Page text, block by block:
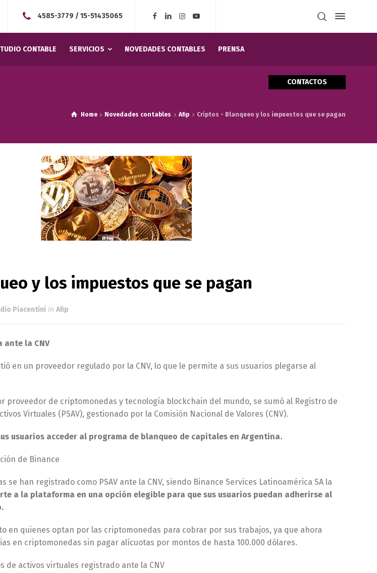
4585-3779 /15-51435065
CONTABLE SERVICIOS NOVEDADES CONTABLES PRENSA
CONTACTOS
Home Novedades contables Afip Criptos - Blanqueo y los impuestos que se pagan
y los impuestos que se pagan
Piacentini in Afip
ante la CNV
en un proveedor regulado por la CNV, lo que le permite a sus usuarios plegarse al
proveedor de criptomonedas y tecnología blockchain del mundo, se sumó al Registro de
Virtuales (PSAV), gestionado por la Comisión Nacional de Valores (CNV).
usuarios acceder al programa de blanqueo de capitales en Argentina.
de Binance
se han registrado como PSAV ante la CNV, siendo Binance Services Latinoamérica SA la
a la plataforma en una opción elegible para que sus usuarios puedan adherirse al
en quienes optan por las criptomonedas para cobrar por sus trabajos, ya que ahora
en criptomonedas sin pagar alícuotas por montos de hasta 100.000 dólares.
de activos virtuales registrado ante la CNV